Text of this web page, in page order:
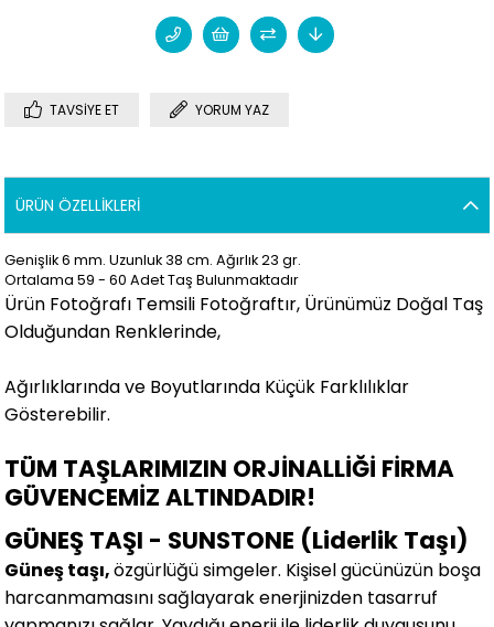
TAVSIYE ET YORUM YAZ
ÜRÜN ÖZELLIKLERI
Genişlik 6 mm. Uzunluk 38 cm. Ağırlık 23 gr.
Ortalama 59 - 60 Adet Taş Bulunmaktadır
Ürün Fotoğrafı Temsili Fotoğraftır, Ürünümüz Doğal Taş
Olduğundan Renklerinde,
Ağırlıklarında ve Boyutlarında Küçük Farklılıklar
Gösterebilir.
TÜM TAŞLARIMIZIN ORJİNALLİĞİ FİRMA
GÜVENCEMİZ ALTINDADIR!
GÜNEŞ TAŞI - SUNSTONE (Liderlik Taşı)
Güneş taşı,özgürlüğü simgeler. Kişisel gücünüzün boşa
harcanmamasını sağlayarak enerjinizden tasarruf